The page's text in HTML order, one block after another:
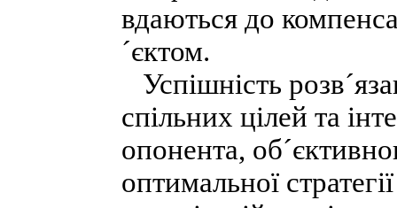
вдаються до
´єктом.
Успішність
спільних цілей та
опонента,
оптимальної